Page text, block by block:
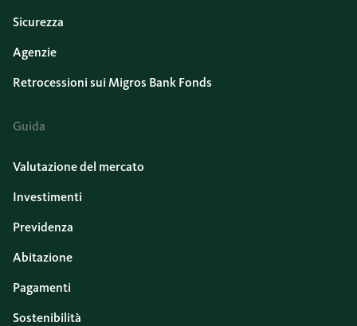
Sicurezza
Agenzie
Retrocessioni sui Migros Bank Fonds
Guida
Valutazione del mercato
Investimenti
Previdenza
Abitazione
Pagamenti
Sostenibilità